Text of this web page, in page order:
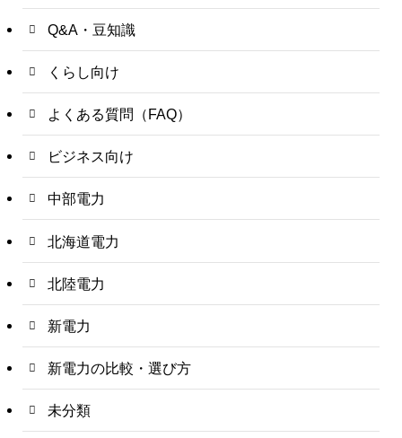
Q&A・豆知識
くらし向け
よくある質問（FAQ）
ビジネス向け
中部電力
北海道電力
北陸電力
新電力
新電力の比較・選び方
未分類